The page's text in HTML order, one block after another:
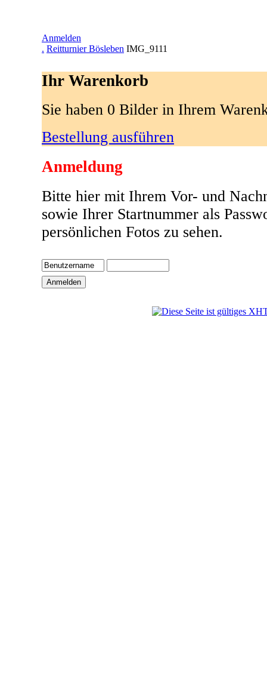
Anmelden
. Reitturnier Bösleben IMG_9111
Ihr Warenkorb
Sie haben 0 Bilder in Ihrem
Bestellung ausführen
Anmeldung
Bitte hier mit Ihrem Vor- und
sowie Ihrer Startnummer als
persönlichen Fotos zu sehen.